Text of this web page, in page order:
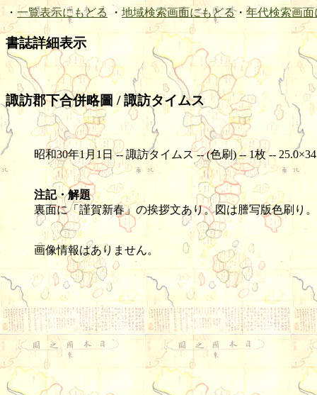
・ 一覧表示にもどる ・ 地域検索画面にもどる・ 年代検索画面
書誌詳細表示
諏訪郡下合併略圖 / 諏訪タイムス
昭和30年1月1日 -- 諏訪タイムス -- (色刷) -- 1枚 --
注記・解題
裏面に「謹賀新春」の挨拶文あり。図は謄写版色刷り
画像情報はありません。